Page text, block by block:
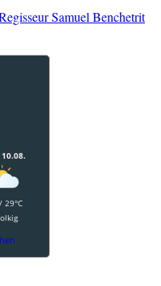
Samuel Benchetrit
10.08.
29°C